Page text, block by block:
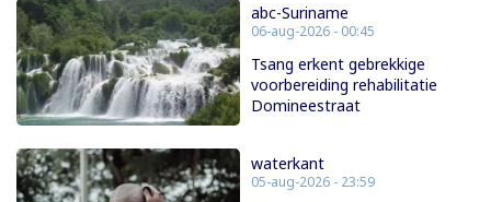
abc-Suriname
06-aug-2026 - 00:45
Tsang erkent gebrekkige
voorbereiding rehabilitatie
Domineestraat
waterkant
05-aug-2026 - 23:59